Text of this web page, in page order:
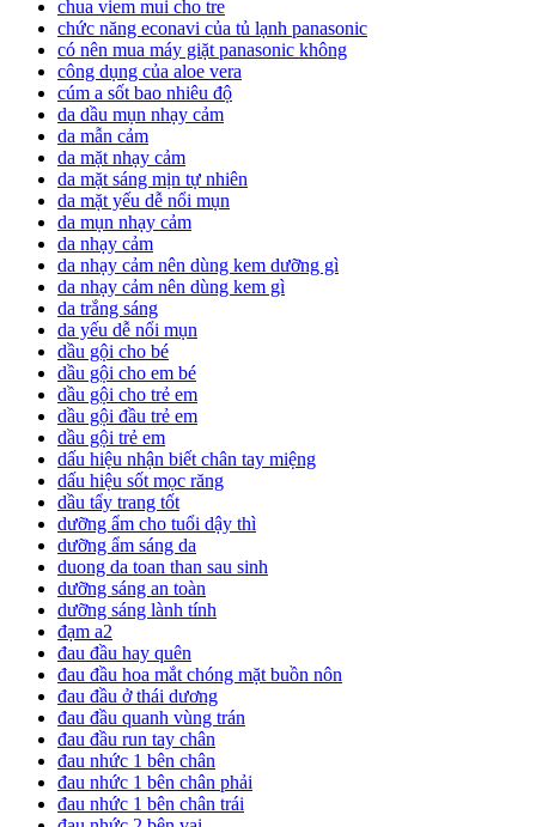
chua viem mui cho tre
chức năng econavi của tủ lạnh panasonic
có nên mua máy giặt panasonic không
công dụng của aloe vera
cúm a sốt bao nhiêu độ
da dầu mụn nhạy cảm
da mẫn cảm
da mặt nhạy cảm
da mặt sáng mịn tự nhiên
da mặt yếu dễ nổi mụn
da mụn nhạy cảm
da nhạy cảm
da nhạy cảm nên dùng kem dưỡng gì
da nhạy cảm nên dùng kem gì
da trắng sáng
da yếu dễ nổi mụn
dầu gội cho bé
dầu gội cho em bé
dầu gội cho trẻ em
dầu gội đầu trẻ em
dầu gội trẻ em
dấu hiệu nhận biết chân tay miệng
dấu hiệu sốt mọc răng
dầu tẩy trang tốt
dưỡng ẩm cho tuổi dậy thì
dưỡng ẩm sáng da
duong da toan than sau sinh
dưỡng sáng an toàn
dưỡng sáng lành tính
đạm a2
đau đầu hay quên
đau đầu hoa mắt chóng mặt buồn nôn
đau đầu ở thái dương
đau đầu quanh vùng trán
đau đầu run tay chân
đau nhức 1 bên chân
đau nhức 1 bên chân phải
đau nhức 1 bên chân trái